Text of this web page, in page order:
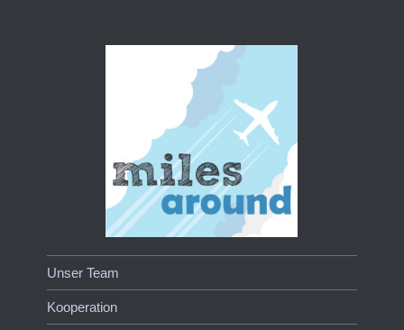
Unser Team
Kooperation